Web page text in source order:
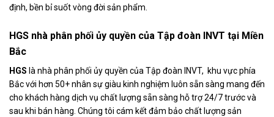
định, bền bỉ suốt vòng đời sản phẩm.
HGS nhà phân phối ủy quyền của Tập đoàn INVT tại Miền
Bắc
HGS là nhà phân phối ủy quyền của Tập đoàn INVT, khu vực phía
Bắc với hơn 50+ nhân sự giàu kinh nghiệm luôn sẵn sàng mang đến
cho khách hàng dịch vụ chất lượng sẵn sàng hỗ trợ 24/7 trước và
sau khi bán hàng. Chúng tôi cám kết đảm bảo chất lượng sản